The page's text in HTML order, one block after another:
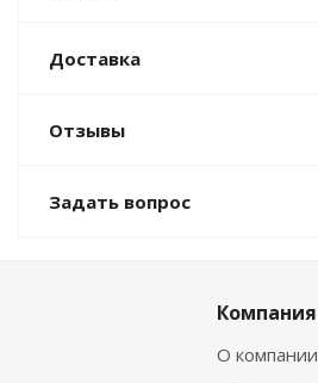
Доставка
Отзывы
Задать вопрос
Компания
О компании